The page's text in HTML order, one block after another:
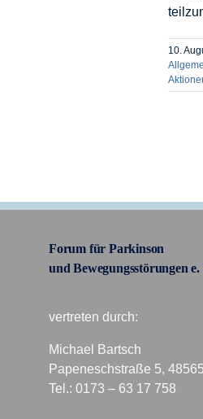
10.
Forum für Parkinson
und Bewegungsstörungen e.
vertreten durch:
Michael Bartsch
Papeneschstraße 5,
Tel.: 0173 – 63 17 758